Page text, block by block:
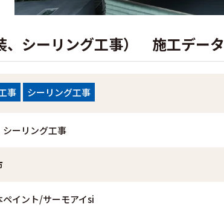
、シーリング工事） 施工データ
事 シーリング工事
シーリング工事
ペイント/サーモアイsi